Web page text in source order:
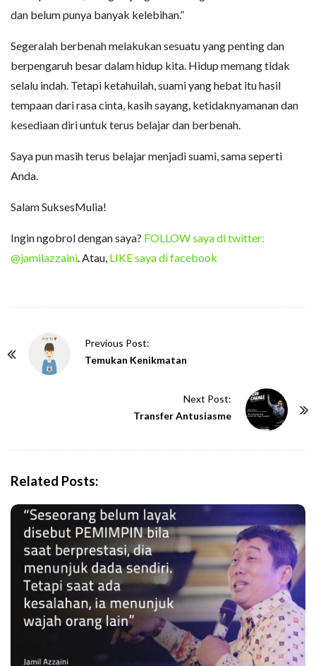
dan belum punya banyak kelebihan.”
Segeralah berbenah melakukan sesuatu yang penting dan
berpengaruh besar dalam hidup kita. Hidup memang tidak
selalu indah. Tetapi ketahuilah, suami yang hebat itu hasil
tempaan dari rasa cinta, kasih sayang, ketidaknyamanan dan
kesediaan diri untuk terus belajar dan berbenah.
Saya pun masih terus belajar menjadi suami, sama seperti
Anda.
Salam SuksesMulia!
Ingin ngobrol dengan saya? FOLLOW saya di twitter:
@jamilazzaini. Atau, LIKE saya di facebook
Previous Post:
Temukan Kenikmatan
Next Post:
Transfer Antusiasme
Related Posts: